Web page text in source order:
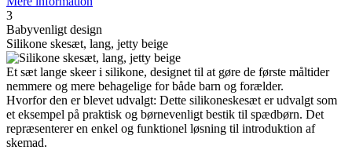
3
Babyvenligt design
Silikone skesæt, lang, jetty beige
Et sæt lange skeer i silikone, designet til at gøre de første måltider
nemmere og mere behagelige for både barn og forælder.
Hvorfor den er blevet udvalgt: Dette silikoneskesæt er udvalgt som
et eksempel på praktisk og børnevenligt bestik til spædbørn. Det
repræsenterer en enkel og funktionel løsning til introduktion af
skemad.